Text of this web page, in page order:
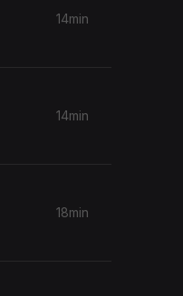
14min
14min
18min